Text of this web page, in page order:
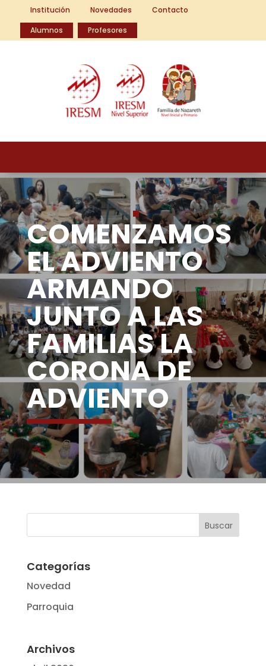
Institución Novedades
Contacto
Alumnos
Profesores
COMENZAMOS
EL ADVIENTO
ARMANDO
JUNTO A LAS
FAMILIAS LA
CORONA DE
ADVIENTO
Categorías
Novedad
Parroquia
Archivos